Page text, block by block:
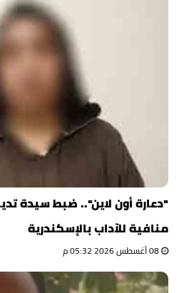
"دعارة أون لاين".. ضبط سيدة
منافية للآداب بالإسكندرية